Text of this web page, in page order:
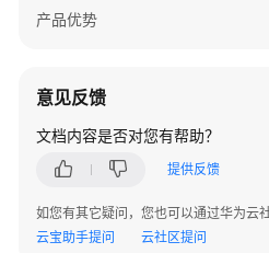
核
据
源
管
产品优势
意见反馈
文档内容是否对您有帮助？
提供反馈
如您有其它疑问，您也可以通过华为云
云宝助手提问
云社区提问